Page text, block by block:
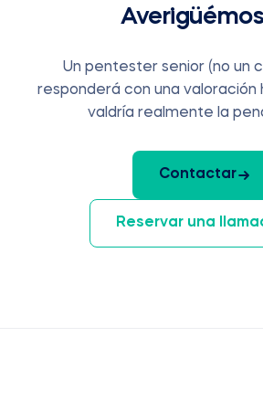
Un pentester senior (no un
responderá con una valoración
valdría realmente la
Contactar
Reservar una